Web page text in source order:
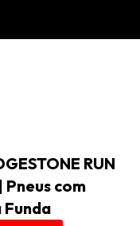
RUN
Pneus com